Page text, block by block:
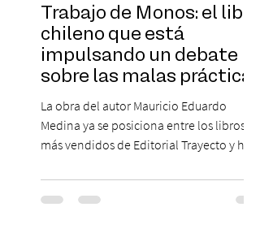
Trabajo de Monos: el libro
chileno que está
impulsando un debate
sobre las malas prácticas
laborales y el futuro del
trabajo
La obra del autor Mauricio Eduardo
Medina ya se posiciona entre los libros
más vendidos de Editorial Trayecto y ha
para mejorar los procesos de selección
laboral en Chile. En un contexto donde el